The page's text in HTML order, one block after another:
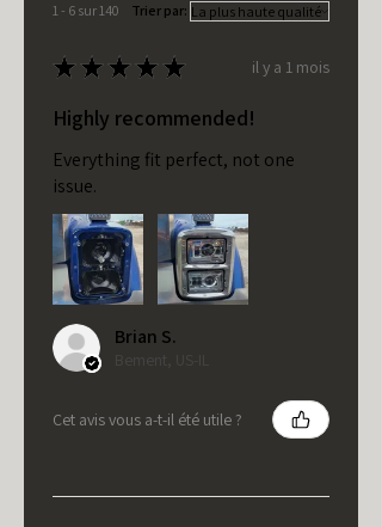
1 - 6 sur 140 Trier par:
★ ★ ★ ★ ★ il y a 1 mois
Highly recommended!
Everything fit perfect, not one
issue.
Brian S.
Bement, US-IL
Cet avis vous a-t-il été utile ?